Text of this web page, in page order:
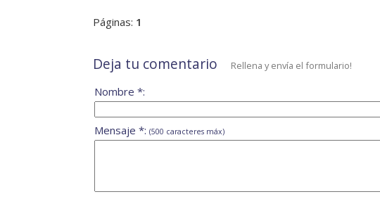
Páginas: 1
Deja tu comentario Rellena y envía el formulario!
Nombre *:
Mensaje *: (500 caracteres máx)